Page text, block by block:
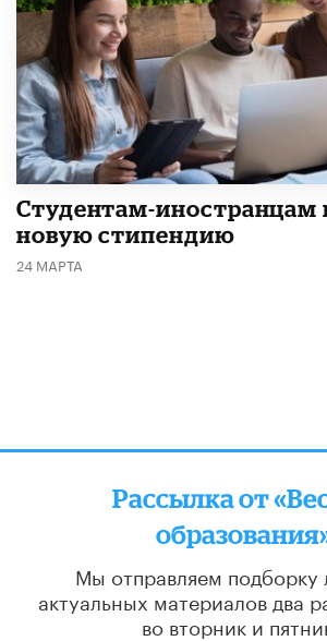
Студентам-иностранцам
новую стипендию
24 МАРТА
Рассылка от
Мы отправляем подборку
актуальных материалов два
во вторник и